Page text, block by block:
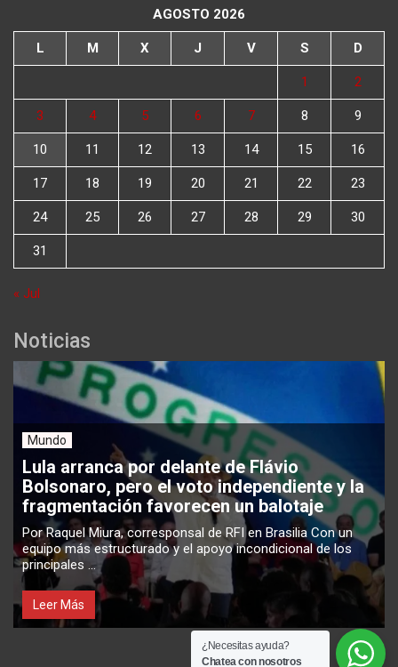
AGOSTO 2026
L M X J V S D
1 2
3 4 5 6 7 8 9
10 11 12 13 14 15 16
17 18 19 20 21 22 23
24 25 26 27 28 29 30
31
« Jul
Noticias
Mundo
Lula arranca por delante de Flávio
Bolsonaro, pero el voto independiente y la
fragmentación favorecen un balotaje
Por Raquel Miura, corresponsal de RFI en Brasilia Con un
equipo más estructurado y el apoyo incondicional de los
principales ...
Leer Más
¿Necesitas ayuda?
Chatea con nosotros